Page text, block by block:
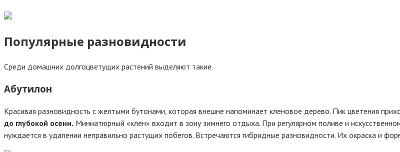
Популярные разновидности
Среди домашних долгоцветущих растений выделяют такие.
Абутилон
Красивая разновидность с желтыми бутонами, которая внешне напоминает кленовое дерево. Пик цветения
до глубокой осени. Миниатюрный «клен» входит в зону зимнего отдыха. При регулярном поливе и
нуждается в удалении неправильно растущих побегов. Встречаются гибридные разновидности. Их окраска и